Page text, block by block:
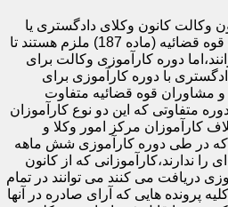
وکالت کانون وکلای دادگستری یا
مرکز وکلا و مشاوران حقوقی قوه قضائیه (ماده 187) ملزم هستند تا
دوره کارآموزی وکالت برای
با دوره کارآموزی برای
و مشاوران قوه قضائیه متفاوت
متفاوتی که این دو نوع کارآموزان
کارآموزان مرکز امور وکلا و
در طی دوره کارآموزی شش ماهه
ندارند،کارآموزانی که از کانون
دریافت می کنند می توانند در تمام
پرونده هایی که آرای صادره در آنها